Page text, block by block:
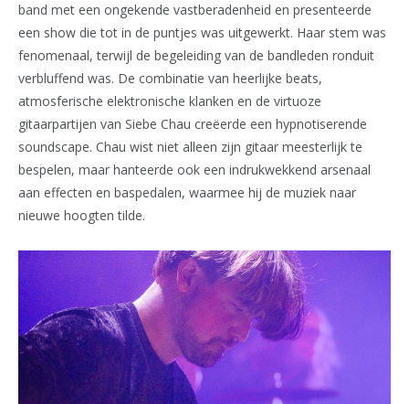
band met een ongekende vastberadenheid en presenteerde
een show die tot in de puntjes was uitgewerkt. Haar stem was
fenomenaal, terwijl de begeleiding van de bandleden ronduit
verbluffend was. De combinatie van heerlijke beats,
atmosferische elektronische klanken en de virtuoze
gitaarpartijen van Siebe Chau creëerde een hypnotiserende
soundscape. Chau wist niet alleen zijn gitaar meesterlijk te
bespelen, maar hanteerde ook een indrukwekkend arsenaal
aan effecten en baspedalen, waarmee hij de muziek naar
nieuwe hoogten tilde.